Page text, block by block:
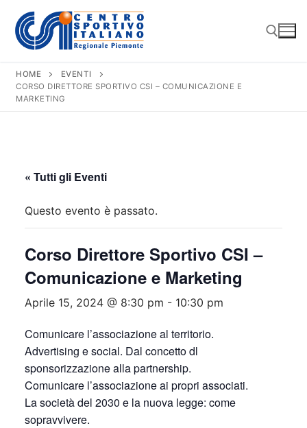
contenuto
HOME
EVENTI
CORSO DIRETTORE SPORTIVO CSI – COMUNICAZIONE E
MARKETING
« Tutti gli Eventi
Questo evento è passato.
Corso Direttore Sportivo CSI –
Comunicazione e Marketing
Aprile 15, 2024 @ 8:30 pm - 10:30 pm
Comunicare l’associazione al territorio.
Advertising e social. Dal concetto dl
sponsorizzazione alla partnership.
Comunicare l’associazione ai propri associati.
La società del 2030 e la nuova legge: come
sopravvivere.